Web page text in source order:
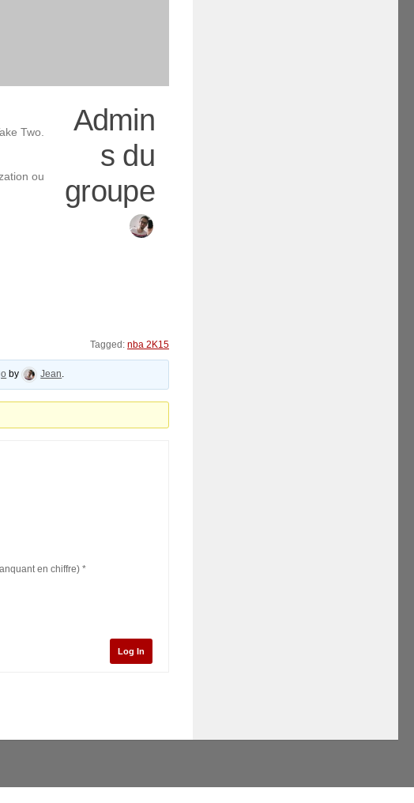
Two.
ou
Admin
s du
groupe
Tagged: nba 2K15
by Jean.
en chiffre) *
Log In